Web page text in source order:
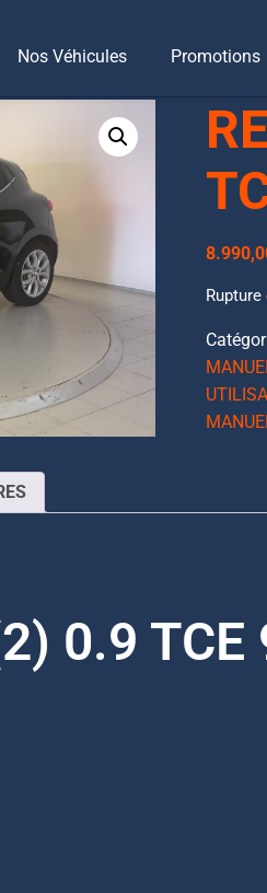
Nos Véhicules Promotions
0.9 TCE 90 ENERGY INTENS
0.9 TCE